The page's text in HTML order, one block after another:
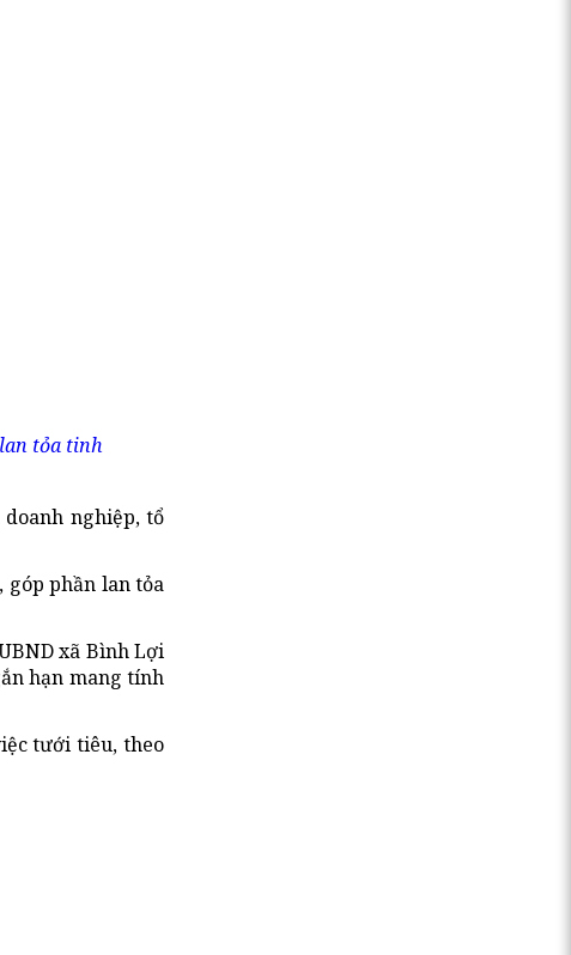
tỏa tinh
nghiệp, tổ
góp phần lan tỏa
xã Bình Lợi
hạn mang tính
tưới tiêu, theo